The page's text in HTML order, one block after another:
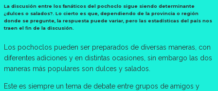
La discusión entre los fanáticos del pochoclo sigue siendo determinante
¿dulces o salados?. Lo cierto es que, dependiendo de la provincia o región
donde se pregunte, la respuesta puede variar, pero las estadísticas del país nos
traen el ﬁn de la discusión.
Los pochoclos pueden ser preparados de diversas maneras, con
diferentes adiciones y en distintas ocasiones, sin embargo las dos
maneras más populares son dulces y salados.
Este es siempre un tema de debate entre grupos de amigos y